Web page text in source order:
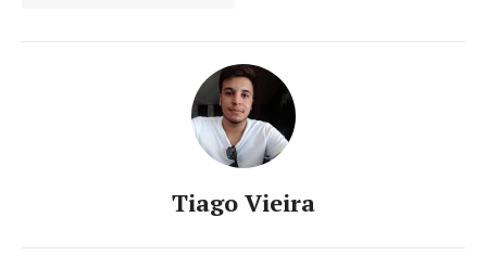
Tiago Vieira